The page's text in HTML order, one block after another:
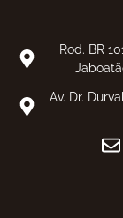
Rod. BR
Av. Dr.